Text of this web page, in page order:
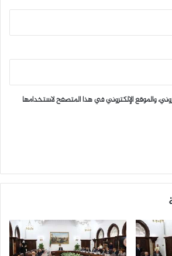
والموقع الإلكتروني في هذا المتصفح لاستخدامها